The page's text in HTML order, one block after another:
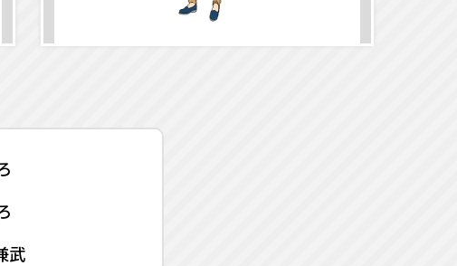
武